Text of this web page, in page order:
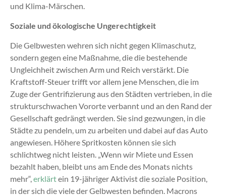
und Klima-Märschen.
Soziale und ökologische Ungerechtigkeit
Die Gelbwesten wehren sich nicht gegen Klimaschutz,
sondern gegen eine Maßnahme, die die bestehende
Ungleichheit zwischen Arm und Reich verstärkt. Die
Kraftstoff-Steuer trifft vor allem jene Menschen, die im
Zuge der Gentrifizierung aus den Städten vertrieben, in die
strukturschwachen Vororte verbannt und an den Rand der
Gesellschaft gedrängt werden. Sie sind gezwungen, in die
Städte zu pendeln, um zu arbeiten und dabei auf das Auto
angewiesen. Höhere Spritkosten können sie sich
schlichtweg nicht leisten. „Wenn wir Miete und Essen
bezahlt haben, bleibt uns am Ende des Monats nichts
mehr“, erklärtein 19-jähriger Aktivist die soziale Position,
in der sich die viele der Gelbwesten befinden. Macrons